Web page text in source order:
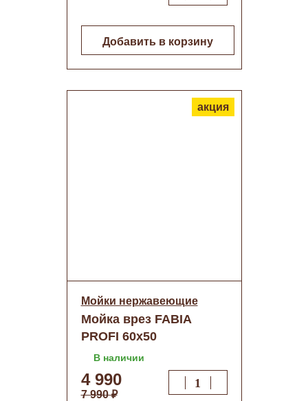
Добавить в корзину
акция
Мойки нержавеющие
Мойка врез FABIA
PROFI 60х50
Левая+Правая
3,0х0,8мм гл.200мм
+сиф.с перел.+корз.
В наличии
4 990
7 990 ₽